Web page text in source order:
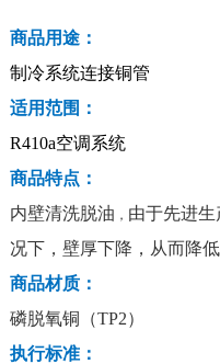
商品用途：
制冷系统连接铜管
适用范围：
R410a空调系统
商品特点：
内壁清洗脱油 ， 由于先进
况下，壁厚下降，从而降
商品材质：
磷脱氧铜（TP2）
执行标准：